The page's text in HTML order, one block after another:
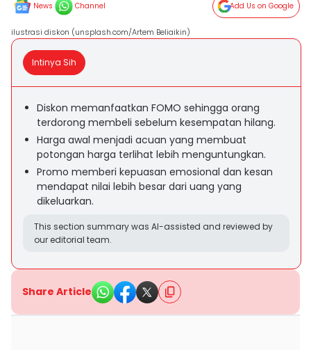
News Channel Add Us on Google
ilustrasi diskon (unsplash.com/Artem Beliaikin)
Intinya Sih
Diskon memanfaatkan FOMO sehingga orang
terdorong membeli sebelum kesempatan hilang.
Harga awal menjadi acuan yang membuat
potongan harga terlihat lebih menguntungkan.
Promo memberi kepuasan emosional dan kesan
mendapat nilai lebih besar dari uang yang
dikeluarkan.
This section summary was AI-assisted and reviewed by
our editorial team.
Share Article